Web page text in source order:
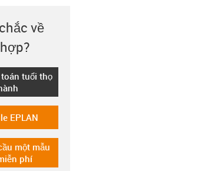
về
lebensdauerrechner
tuổi thọ
plan
EPLAN
một mẫu
phí